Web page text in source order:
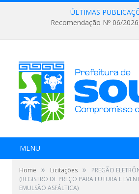
ÚLTIMAS
Recomendação Nº 06/
MENU
Home » Licitações »
PREGÃO
(REGISTRO DE PREÇO PARA FUTURA E
EMULSÃO ASFÁLTICA)